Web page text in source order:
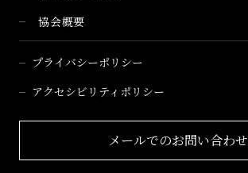
協会概要
プライバシーポリシー
アクセシビリティポリシー
メールでのお問い合わせ